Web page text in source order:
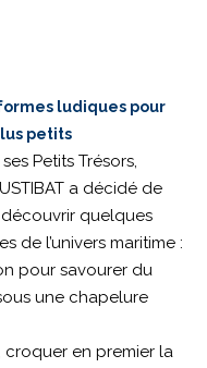
ludiques pour
petits
Petits Trésors,
a décidé de
quelques
de l’univers maritime :
pour savourer du
une chapelure
croquer en premier la